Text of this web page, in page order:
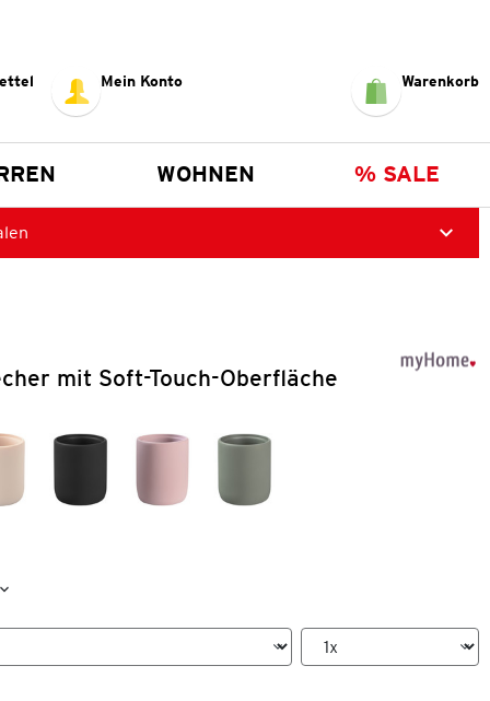
Mein Konto Warenkorb
WOHNEN % SALE
mit Soft-Touch-Oberfläche